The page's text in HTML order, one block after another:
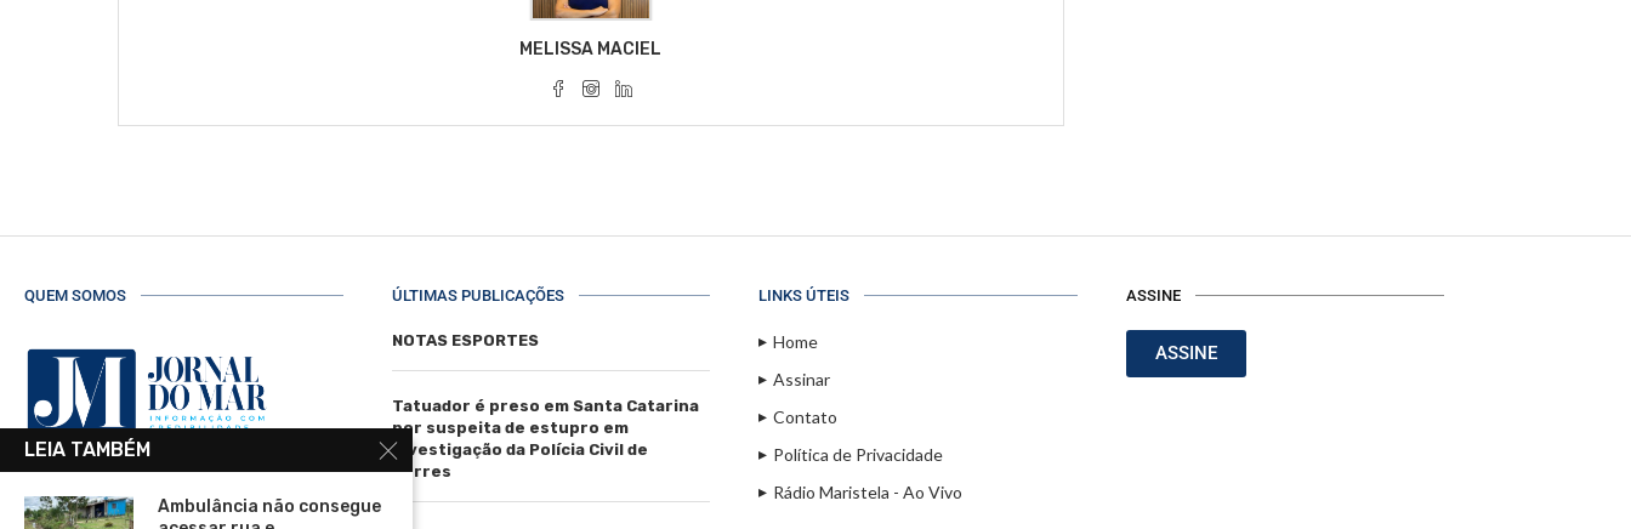
MELISSA MACIEL
QUEM SOMOS
Centro, Torres - RS, 95560-000
ÚLTIMAS PUBLICAÇÕES
NOTAS ESPORTES
Tatuador é preso em Santa Catarina
por suspeita de estupro em
investigação da Polícia Civil de
Torres
LINKS ÚTEIS
Home
Assinar
Contato
Política de Privacidade
Rádio Maristela - Ao Vivo
ASSINE
ASSINE
LEIA TAMBÉM
Ambulância não consegue